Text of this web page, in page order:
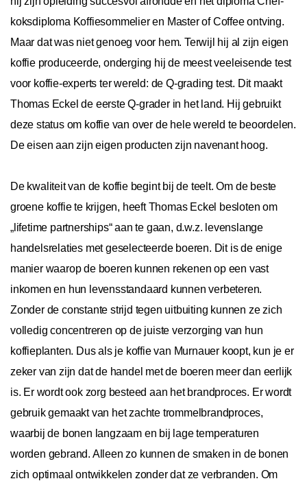
koksdiploma Koffiesommelier en Master of Coffee ontving.
Maar dat was niet genoeg voor hem. Terwijl hij al zijn eigen
koffie produceerde, onderging hij de meest veeleisende test
voor koffie-experts ter wereld: de Q-grading test. Dit maakt
Thomas Eckel de eerste Q-grader in het land. Hij gebruikt
deze status om koffie van over de hele wereld te beoordelen.
De eisen aan zijn eigen producten zijn navenant hoog.
De kwaliteit van de koffie begint bij de teelt. Om de beste
groene koffie te krijgen, heeft Thomas Eckel besloten om
„lifetime partnerships“ aan te gaan, d.w.z. levenslange
handelsrelaties met geselecteerde boeren. Dit is de enige
manier waarop de boeren kunnen rekenen op een vast
inkomen en hun levensstandaard kunnen verbeteren.
Zonder de constante strijd tegen uitbuiting kunnen ze zich
volledig concentreren op de juiste verzorging van hun
koffieplanten. Dus als je koffie van Murnauer koopt, kun je er
zeker van zijn dat de handel met de boeren meer dan eerlijk
is. Er wordt ook zorg besteed aan het brandproces. Er wordt
gebruik gemaakt van het zachte trommelbrandproces,
waarbij de bonen langzaam en bij lage temperaturen
worden gebrand. Alleen zo kunnen de smaken in de bonen
zich optimaal ontwikkelen zonder dat ze verbranden. Om